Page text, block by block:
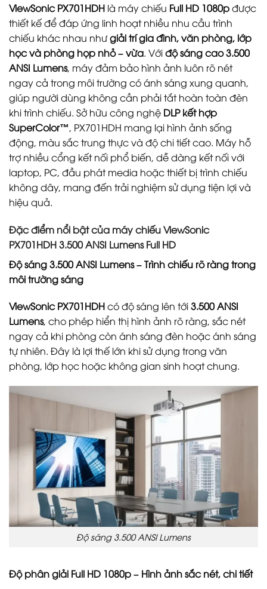
ViewSonic PX701HDH là máy chiếu Full HD 1080pđược
thiết kế để đáp ứng linh hoạt nhiều nhu cầu trình
chiếu khác nhau nhưgiải trí gia đình, văn phòng, lớp
học và phòng họp nhỏ – vừa. Vớiđộ sáng cao 3.500
ANSI Lumens, máy đảm bảo hình ảnh luôn rõ nét
ngay cả trong môi trường có ánh sáng xung quanh,
giúp người dùng không cần phải tắt hoàn toàn đèn
khi trình chiếu. Sở hữu công nghệ DLP kết hợp
SuperColor™, PX701HDH mang lại hình ảnh sống
động, màu sắc trung thực và độ chi tiết cao. Máy hỗ
trợ nhiều cổng kết nối phổ biến, dễ dàng kết nối với
laptop, PC, đầu phát media hoặc thiết bị trình chiếu
không dây, mang đến trải nghiệm sử dụng tiện lợi và
hiệu quả.
Đặc điểm nổi bật của máy chiếu ViewSonic
PX701HDH 3.500 ANSI Lumens Full HD
Độ sáng 3.500 ANSI Lumens – Trình chiếu rõ ràng trong
môi trường sáng
ViewSonic PX701HDHcó độ sáng lên tới3.500 ANSI
Lumens, cho phép hiển thị hình ảnh rõ ràng, sắc nét
ngay cả khi phòng còn ánh sáng đèn hoặc ánh sáng
tự nhiên. Đây là lợi thế lớn khi sử dụng trong văn
phòng, lớp học hoặc không gian sinh hoạt chung.
Độ sáng 3.500 ANSI Lumens
Độ phân giải Full HD 1080p – Hình ảnh sắc nét, chi tiết